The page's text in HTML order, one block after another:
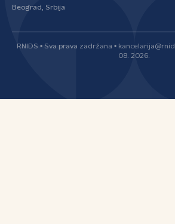
Beograd, Srbija
RNIDS • Sva prava zadržana •
08. 2026.